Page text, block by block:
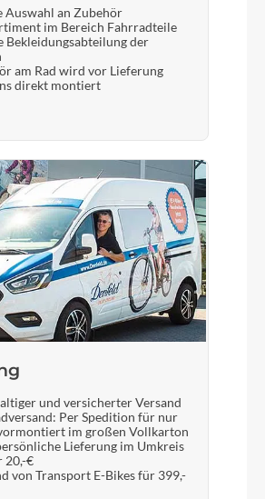
Auswahl an Zubehör
im Bereich Fahrradteile
Bekleidungsabteilung der
am Rad wird vor Lieferung
direkt montiert
und versicherter Versand
Per Spedition für nur
im großen Vollkarton
Lieferung im Umkreis
20,-€
von Transport E-Bikes für 399,-